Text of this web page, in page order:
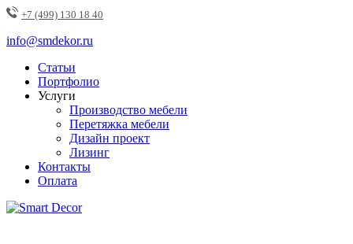
+7 (499) 130 18 40
info@smdekor.ru
Статьи
Портфолио
Услуги
Производство мебели
Перетяжка мебели
Дизайн проект
Лизинг
Контакты
Оплата